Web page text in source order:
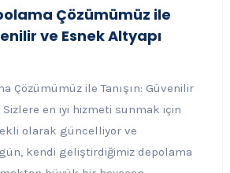
Çözümümüz ile
ve Esnek Altyapı
Çözümümüz ile Tanışın: Güvenilir
Sizlere en iyi hizmeti sunmak için
olarak güncelliyor ve
kendi geliştirdiğimiz depolama